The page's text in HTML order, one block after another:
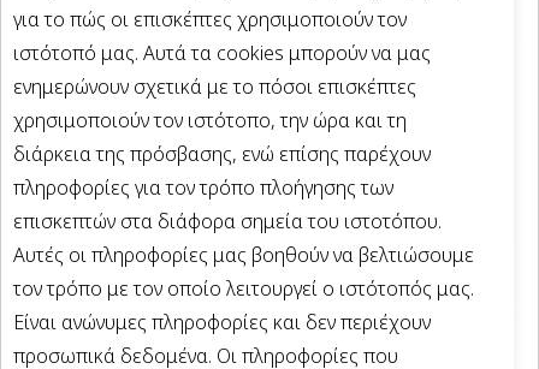
για το πώς οι επισκέπτες χρησιμοποιούν τον
ιστότοπό μας. Αυτά τα cookies μπορούν να μας
ενημερώνουν σχετικά με το πόσοι επισκέπτες
χρησιμοποιούν τον ιστότοπο, την ώρα και τη
διάρκεια της πρόσβασης, ενώ επίσης παρέχουν
πληροφορίες για τον τρόπο πλοήγησης των
επισκεπτών στα διάφορα σημεία του ιστοτόπου.
Αυτές οι πληροφορίες μας βοηθούν να βελτιώσουμε
τον τρόπο με τον οποίο λειτουργεί ο ιστότοπός μας.
Είναι ανώνυμες πληροφορίες και δεν περιέχουν
προσωπικά δεδομένα. Οι πληροφορίες που